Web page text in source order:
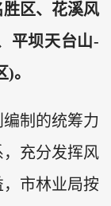
区、花溪风
平坝天台山-
。
制的统筹力
充分发挥风
市林业局按